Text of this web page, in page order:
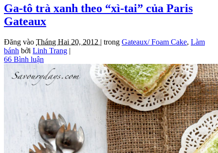
Ga-tô trà xanh theo “xì-tai” của Paris
Gateaux
Đăng vào Tháng Hai 20, 2012 | trong Gateaux/ Foam Cake, Làm
bánh bởi Linh Trang |
66 Bình luận